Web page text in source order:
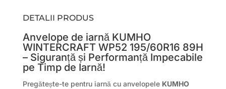
DETALII PRODUS
Anvelope de iarnă KUMHO
WINTERCRAFT WP52 195/60R16 89H
– Siguranță și Performanță Impecabile
pe Timp de Iarnă!
Pregătește-te pentru iarnă cu anvelopele KUMHO